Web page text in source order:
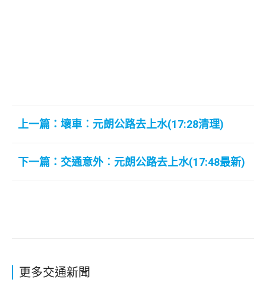
上一篇：壞車︰元朗公路去上水(17:28清理)
下一篇：交通意外︰元朗公路去上水(17:48最新)
更多交通新聞